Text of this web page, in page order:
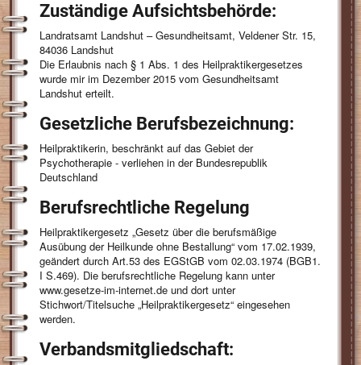
Zuständige Aufsichtsbehörde:
Landratsamt Landshut – Gesundheitsamt, Veldener Str. 15,
84036 Landshut
Die Erlaubnis nach § 1 Abs. 1 des Heilpraktikergesetzes
wurde mir im Dezember 2015 vom Gesundheitsamt
Landshut erteilt.
Gesetzliche Berufsbezeichnung:
Heilpraktikerin, beschränkt auf das Gebiet der
Psychotherapie - verliehen in der Bundesrepublik
Deutschland
Berufsrechtliche Regelung
Heilpraktikergesetz „Gesetz über die berufsmäßige
Ausübung der Heilkunde ohne Bestallung“ vom 17.02.1939,
geändert durch Art.53 des EGStGB vom 02.03.1974 (BGB1.
I S.469). Die berufsrechtliche Regelung kann unter
www.gesetze-im-internet.de und dort unter
Stichwort/Titelsuche „Heilpraktikergesetz“ eingesehen
werden.
Verbandsmitgliedschaft: